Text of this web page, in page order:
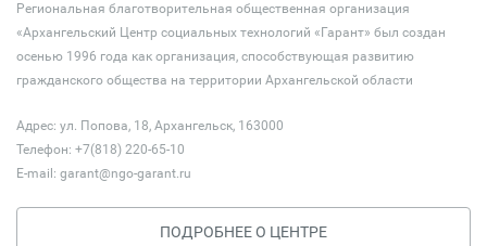
Региональная благотворительная общественная организация
«Архангельский Центр социальных технологий «Гарант» был создан
осенью 1996 года как организация, способствующая развитию
гражданского общества на территории Архангельской области
Адрес: ул. Попова, 18, Архангельск, 163000
Телефон: +7(818) 220-65-10
E-mail: garant@ngo-garant.ru
ПОДРОБНЕЕ О ЦЕНТРЕ